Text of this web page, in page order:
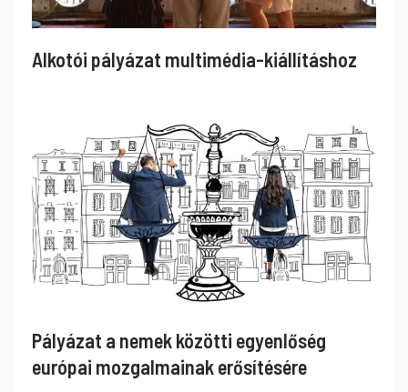
Alkotói pályázat multimédia-kiállításhoz
Pályázat a nemek közötti egyenlőség
európai mozgalmainak erősítésére